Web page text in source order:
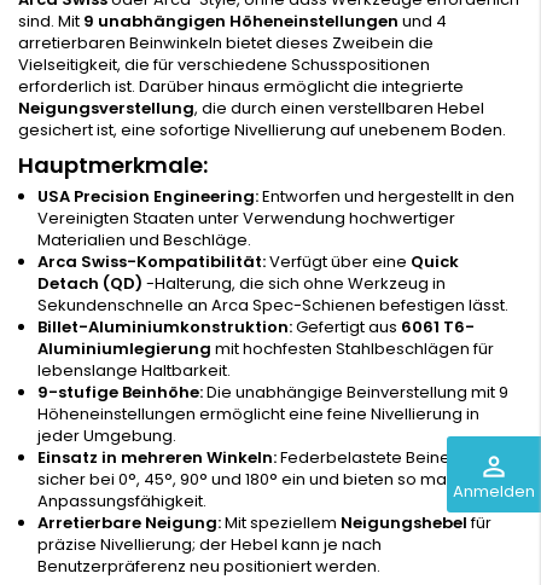
perm_identity
Anmelden
sind. Mit 9 unabhängigen Höheneinstellungen und 4
arretierbaren Beinwinkeln bietet dieses Zweibein die
Vielseitigkeit, die für verschiedene Schusspositionen
erforderlich ist. Darüber hinaus ermöglicht die integrierte
Neigungsverstellung, die durch einen verstellbaren Hebel
gesichert ist, eine sofortige Nivellierung auf unebenem Boden.
Hauptmerkmale:
USA Precision Engineering:Entworfen und hergestellt in den
Vereinigten Staaten unter Verwendung hochwertiger
Materialien und Beschläge.
Arca Swiss-Kompatibilität:Verfügt über eine Quick
Detach (QD) -Halterung, die sich ohne Werkzeug in
Sekundenschnelle an Arca Spec-Schienen befestigen lässt.
Billet-Aluminiumkonstruktion:Gefertigt aus 6061 T6-
Aluminiumlegierung mit hochfesten Stahlbeschlägen für
lebenslange Haltbarkeit.
9-stufige Beinhöhe:Die unabhängige Beinverstellung mit 9
Höheneinstellungen ermöglicht eine feine Nivellierung in
jeder Umgebung.
Einsatz in mehreren Winkeln:Federbelastete Beine rasten
sicher bei 0°, 45°, 90° und 180° ein und bieten so maximale
Anpassungsfähigkeit.
Arretierbare Neigung:Mit speziellem Neigungshebelfür
präzise Nivellierung; der Hebel kann je nach
Benutzerpräferenz neu positioniert werden.